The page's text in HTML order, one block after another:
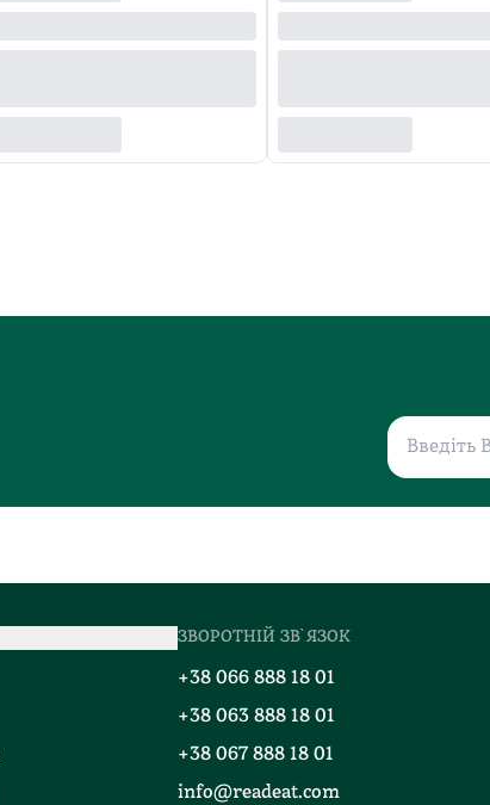
ЗВОРОТНІЙ ЗВ`ЯЗОК
+38 066 888 18 01
+38 063 888 18 01
+38 067 888 18 01
info@readeat.com